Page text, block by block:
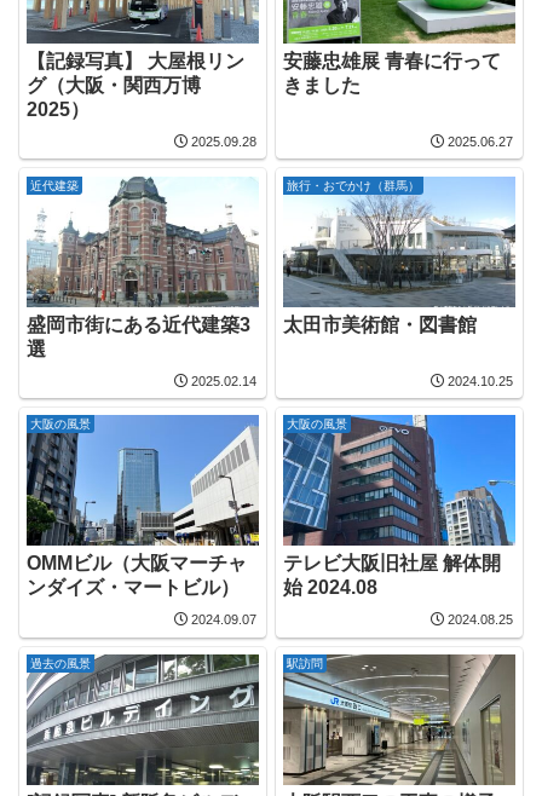
【記録写真】 大屋根リン
グ（大阪・関西万博
2025）
2025.09.28
安藤忠雄展 青春に行って
きました
2025.06.27
近代建築
盛岡市街にある近代建築3
選
2025.02.14
旅行・おでかけ（群馬）
太田市美術館・図書館
2024.10.25
大阪の風景
OMMビル（大阪マーチャ
ンダイズ・マートビル）
2024.09.07
大阪の風景
テレビ大阪旧社屋 解体開
始 2024.08
2024.08.25
過去の風景 駅訪問